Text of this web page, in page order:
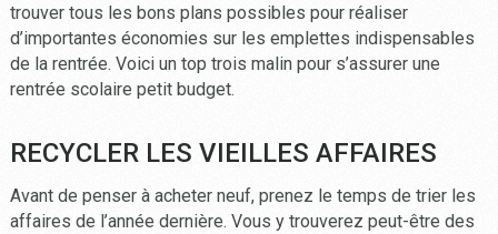
trouver tous les bons plans possibles pour réaliser
d’importantes économies sur les emplettes indispensables
de la rentrée. Voici un top trois malin pour s’assurer une
rentrée scolaire petit budget.
RECYCLER LES VIEILLES AFFAIRES
Avant de penser à acheter neuf, prenez le temps de trier les
affaires de l’année dernière. Vous y trouverez peut-être des